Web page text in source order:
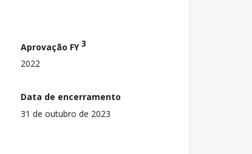
Aprovação FY3
2022
Data de encerramento
31 de outubro de 2023